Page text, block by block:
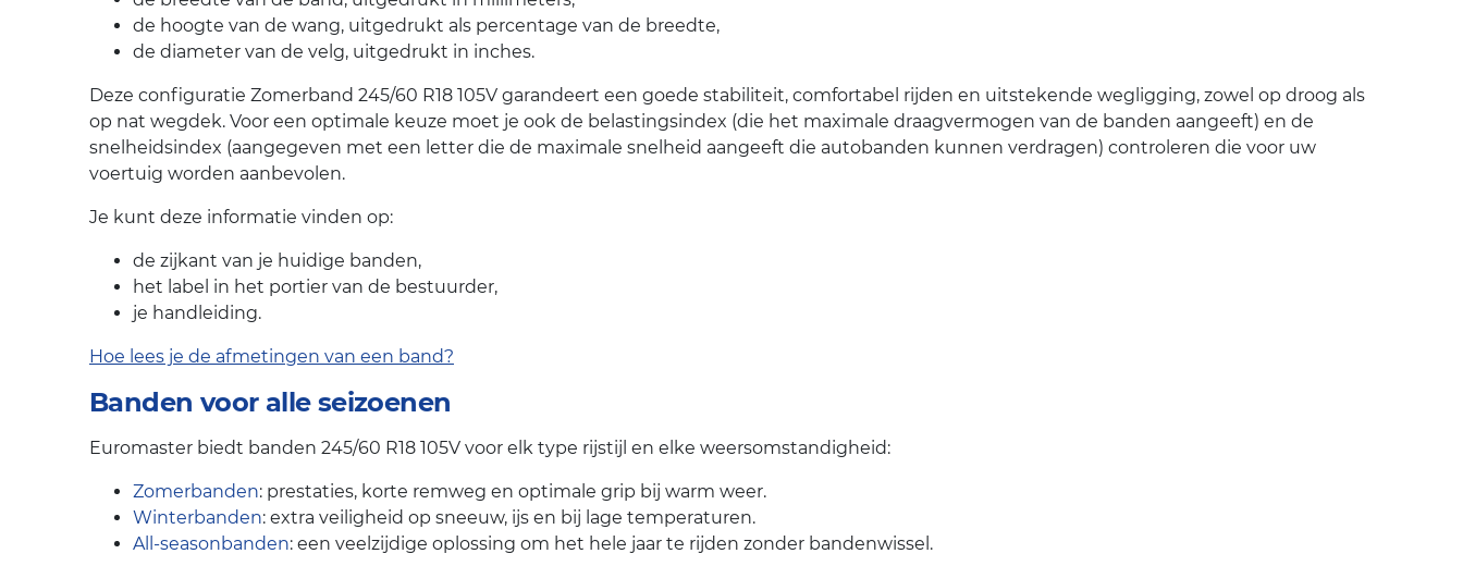
de hoogte van de wang, uitgedrukt als percentage van de breedte,
de diameter van de velg, uitgedrukt in inches.
Deze configuratie Zomerband 245/60 R18 105V garandeert een goede stabiliteit, comfortabel rijden en uitstekende wegligging, zowel op droog als
op nat wegdek. Voor een optimale keuze moet je ook de belastingsindex (die het maximale draagvermogen van de banden aangeeft) en de
snelheidsindex (aangegeven met een letter die de maximale snelheid aangeeft die autobanden kunnen verdragen) controleren die voor uw
voertuig worden aanbevolen.
Je kunt deze informatie vinden op:
de zijkant van je huidige banden,
het label in het portier van de bestuurder,
je handleiding.
Hoe lees je de afmetingen van een band?
Banden voor alle seizoenen
Euromaster biedt banden 245/60 R18 105V voor elk type rijstijl en elke weersomstandigheid:
Zomerbanden: prestaties, korte remweg en optimale grip bij warm weer.
Winterbanden: extra veiligheid op sneeuw, ijs en bij lage temperaturen.
All-seasonbanden: een veelzijdige oplossing om het hele jaar te rijden zonder bandenwissel.